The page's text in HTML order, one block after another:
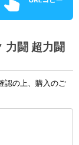
力闘 超力闘
認の上、購入のご